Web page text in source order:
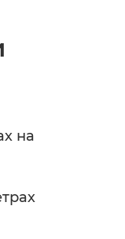
на